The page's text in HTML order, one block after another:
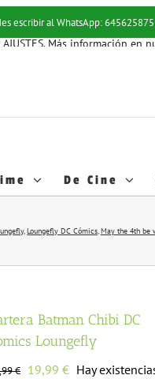
escribir al WhatsApp: 645625875
De Cine
Loungefly DC Cómics May the 4th be
Batman Chibi DC
Loungefly
€ El
19,99 €ElHay
navegación de los
preferencias de los
AJUSTES. Más información en